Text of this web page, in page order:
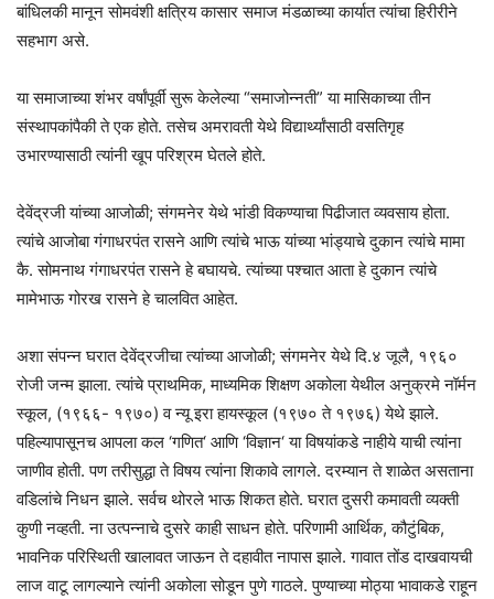
बांधिलकी मानून सोमवंशी क्षत्रिय कासार समाज मंडळाच्या कार्यात त्यांचा हिरीरीने
सहभाग असे.
या समाजाच्या शंभर वर्षांपूर्वी सुरू केलेल्या “समाजोन्नती” या मासिकाच्या तीन
संस्थापकांपैकी ते एक होते. तसेच अमरावती येथे विद्यार्थ्यांसाठी वसतिगृह
उभारण्यासाठी त्यांनी खूप परिश्रम घेतले होते.
देवेंद्रजी यांच्या आजोळी; संगमनेर येथे भांडी विकण्याचा पिढीजात व्यवसाय होता.
त्यांचे आजोबा गंगाधरपंत रासने आणि त्यांचे भाऊ यांच्या भांड्याचे दुकान त्यांचे मामा
कै. सोमनाथ गंगाधरपंत रासने हे बघायचे. त्यांच्या पश्चात आता हे दुकान त्यांचे
मामेभाऊ गोरख रासने हे चालवित आहेत.
अशा संपन्न घरात देवेंद्रजीचा त्यांच्या आजोळी; संगमनेर येथे दि.४ जूलै, १९६०
रोजी जन्म झाला. त्यांचे प्राथमिक, माध्यमिक शिक्षण अकोला येथील अनुक्रमे नॉर्मन
स्कूल, (१९६६- १९७०) व न्यू इरा हायस्कूल (१९७० ते १९७६) येथे झाले.
पहिल्यापासूनच आपला कल ‘गणित‘ आणि ‘विज्ञान‘ या विषयांकडे नाहीये याची त्यांना
जाणीव होती. पण तरीसुद्धा ते विषय त्यांना शिकावे लागले. दरम्यान ते शाळेत असताना
वडिलांचे निधन झाले. सर्वच थोरले भाऊ शिकत होते. घरात दुसरी कमावती व्यक्ती
कुणी नव्हती. ना उत्पन्नाचे दुसरे काही साधन होते. परिणामी आर्थिक, कौटुंबिक,
भावनिक परिस्थिती खालावत जाऊन ते दहावीत नापास झाले. गावात तोंड दाखवायची
लाज वाटू लागल्याने त्यांनी अकोला सोडून पुणे गाठले. पुण्याच्या मोठ्या भावाकडे राहून